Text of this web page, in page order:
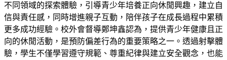
不同領域的探索體驗，引導青少年培養正向休閒興趣，建立自
信與責任感，同時增進親子互動，陪伴孩子在成長過程中累積
更多成功經驗。校外會督導鄭坤鑫認為，提供青少年健康且正
向的休閒活動，是預防偏差行為的重要策略之一。透過射擊體
驗，學生不僅學習遵守規範、尊重紀律與建立安全觀念，也能